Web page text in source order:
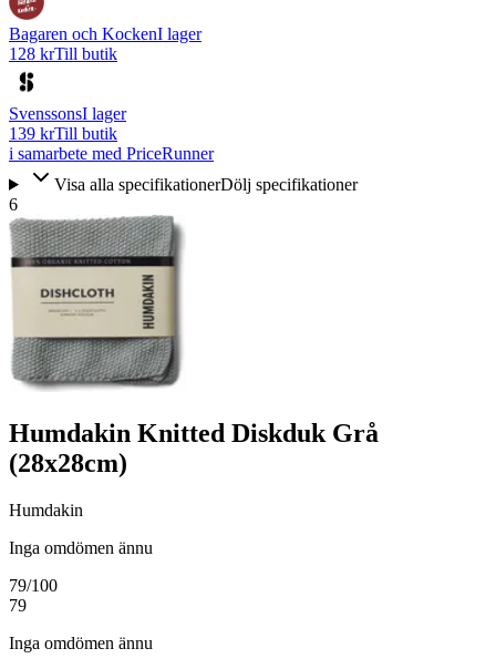
Bagaren och KockenI lager
128 krTill butik
SvenssonsI lager
139 krTill butik
i samarbete med PriceRunner
Visa alla specifikationerDölj specifikationer
6
Humdakin Knitted Diskduk Grå
(28x28cm)
Humdakin
Inga omdömen ännu
79/100
79
Inga omdömen ännu